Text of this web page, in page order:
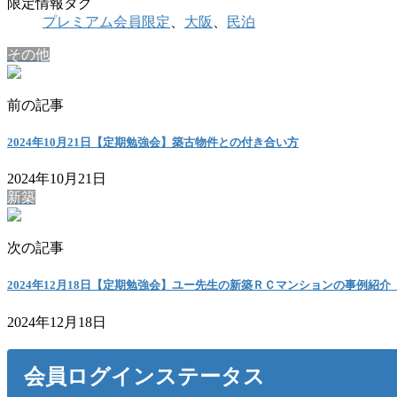
プレミアム会員限定
大阪 民泊
その他
前の記事
2024年10月21日【定期勉強会】築古物件との付き合い方
2024年10月21日
新築
次の記事
2024年12月18日【定期勉強会】ユー先生の新築ＲＣマンションの事例紹介
2024年12月18日
会員ログインステータス